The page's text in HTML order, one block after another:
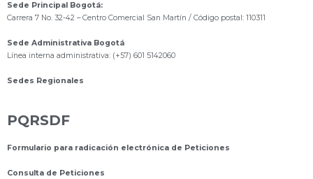
Sede Principal Bogotá:
Carrera 7 No. 32-42 – Centro Comercial San Martín / Código postal: 110311
Sede Administrativa Bogotá
Línea interna administrativa: (+57) 601 5142060
Sedes Regionales
PQRSDF
Formulario para radicación electrónica de Peticiones
Consulta de Peticiones